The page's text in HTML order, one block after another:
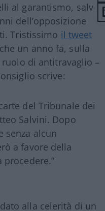
al garantismo, salvo
dell’opposizione
Tristissimo il tweet
un anno fa, sulla
di antitravaglio –
scrive:
del Tribunale dei
Salvini. Dopo
senza alcun
a favore della
alla celerità di un